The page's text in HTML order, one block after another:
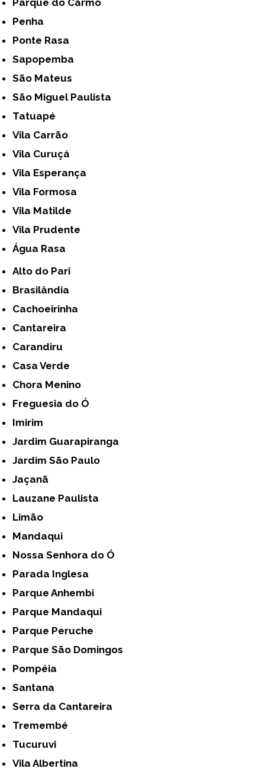
Parque do Carmo
Penha
Ponte Rasa
Sapopemba
São Mateus
São Miguel Paulista
Tatuapé
Vila Carrão
Vila Curuçá
Vila Esperança
Vila Formosa
Vila Matilde
Vila Prudente
Água Rasa
Alto do Pari
Brasilândia
Cachoeirinha
Cantareira
Carandiru
Casa Verde
Chora Menino
Freguesia do Ó
Imirim
Jardim Guarapiranga
Jardim São Paulo
Jaçanã
Lauzane Paulista
Limão
Mandaqui
Nossa Senhora do Ó
Parada Inglesa
Parque Anhembi
Parque Mandaqui
Parque Peruche
Parque São Domingos
Pompéia
Santana
Serra da Cantareira
Tremembé
Tucuruvi
Vila Albertina